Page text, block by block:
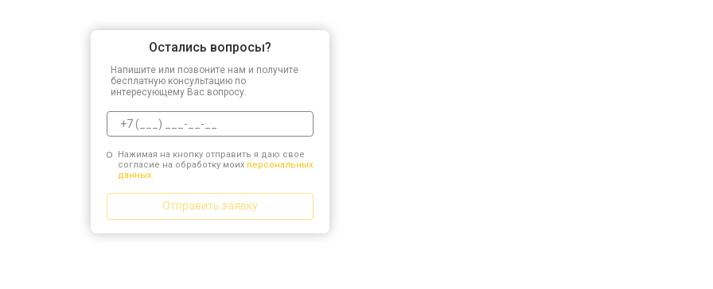
Остались вопросы?
Напишите или позвоните нам и получите
бесплатную консультацию по
интересующему Вас вопросу.
Нажимая на кнопку отправить я даю свое
согласие на обработку моих персональных
данных.
Отправить заявку